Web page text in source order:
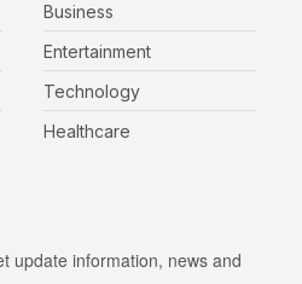
Business
Entertainment
Technology
Healthcare
update information, news and